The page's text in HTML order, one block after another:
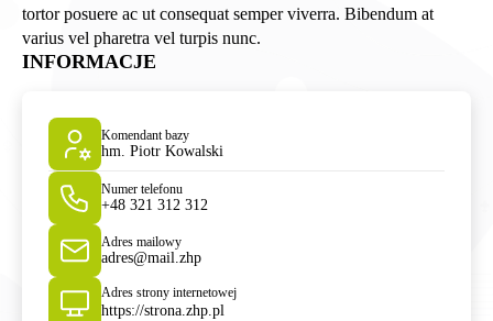
tortor posuere ac ut consequat semper viverra. Bibendum at
varius vel pharetra vel turpis nunc.
INFORMACJE
Komendant bazy
hm. Piotr Kowalski
Numer telefonu
+48 321 312 312
Adres mailowy
adres@mail.zhp
Adres strony internetowej
https://strona.zhp.pl